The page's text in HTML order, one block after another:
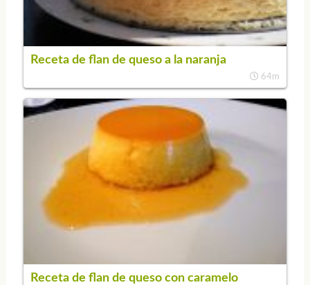
Receta de flan de queso a la naranja
64m
Receta de flan de queso con caramelo